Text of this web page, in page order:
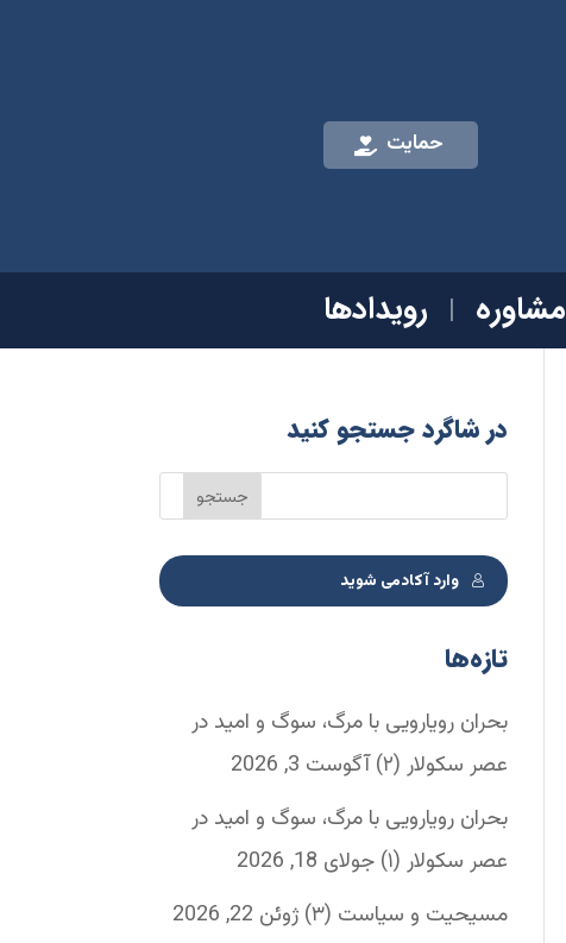
حمایت
مشاوره رویدادها
در شاگرد جستجو کنید
وارد آکادمی شوید
تازه‌ها
بحران رویارویی با مرگ، سوگ و امید در
عصر سکولار (۲)
آگوست 3, 2026
بحران رویارویی با مرگ، سوگ و امید در
عصر سکولار (۱) جولای 18, 2026
مسیحیت و سیاست (۳)
ژوئن 22, 2026